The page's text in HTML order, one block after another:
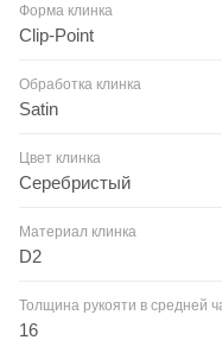
Форма клинка
Clip-Point
Обработка клинка
Satin
Цвет клинка
Серебристый
Материал клинка
D2
Толщина рукояти в средней
16